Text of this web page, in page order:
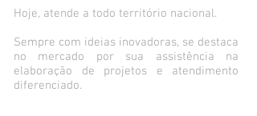
Hoje, atende a todo território nacional.
Sempre com ideias inovadoras, se destaca
no mercado por sua assistência na
elaboração de projetos e atendimento
diferenciado.